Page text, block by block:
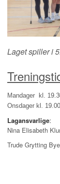
Laget spiller i
Mandager kl.
Onsdager kl.
Lagansvarlige:
Nina Elisabeth
Trude Grytting Bye